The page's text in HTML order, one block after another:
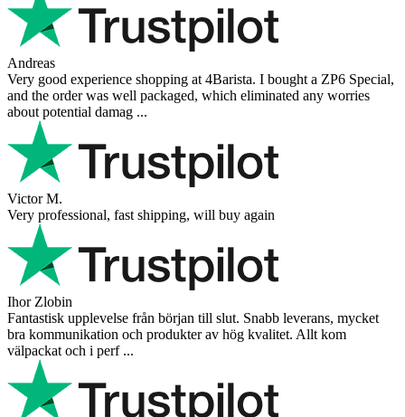
Andreas
Very good experience shopping at 4Barista. I bought a ZP6 Special,
and the order was well packaged, which eliminated any worries
about potential damag ...
Victor M.
Very professional, fast shipping, will buy again
Ihor Zlobin
Fantastisk upplevelse från början till slut. Snabb leverans, mycket
bra kommunikation och produkter av hög kvalitet. Allt kom
välpackat och i perf ...